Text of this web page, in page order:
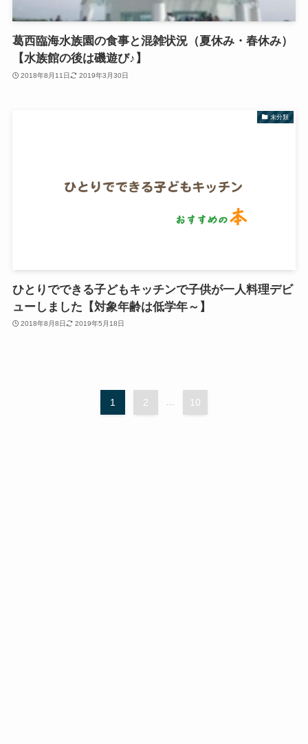
葛西臨海水族園の食事と混雑状況（夏休み・春休み）
【水族館の後は磯遊び♪】
2018年8月11日 2019年3月30日
未分類
ひとりでできる子どもキッチンで子供が一人料理デビ
ューしました【対象年齢は低学年～】
2018年8月8日 2019年5月18日
1 2 10